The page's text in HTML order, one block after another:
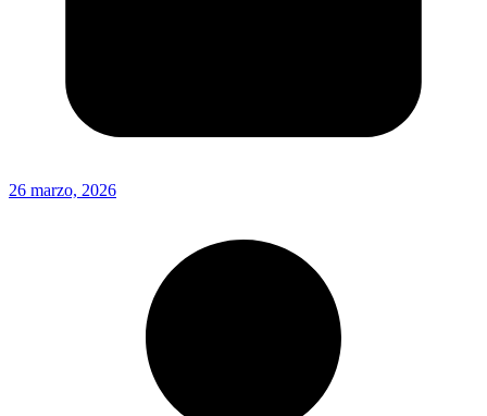
26 marzo, 2026